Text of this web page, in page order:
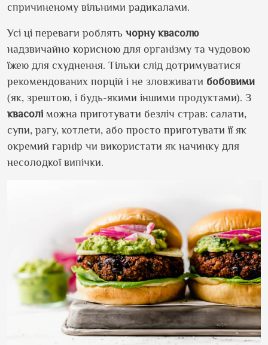
спричиненому вільними радикалами.
Усі ці переваги роблять чорну квасолю
надзвичайно корисною для організму та чудовою
їжею для схуднення. Тільки слід дотримуватися
рекомендованих порцій і не зловживати бобовими
(як, зрештою, і будь-якими іншими продуктами). З
квасолі можна приготувати безліч страв: салати,
супи, рагу, котлети, або просто приготувати її як
окремий гарнір чи використати як начинку для
несолодкої випічки.